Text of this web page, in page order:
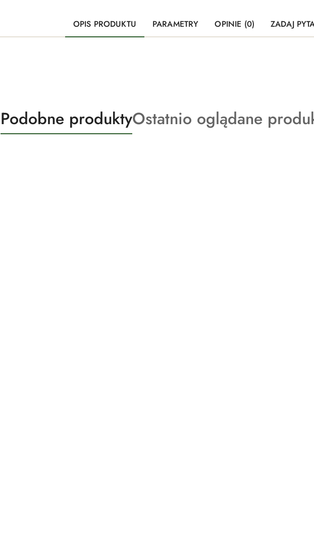
OPIS PRODUKTU PARAMETRY OPINIE (0) ZADAJ
Produkty
o
Podobne produktyProdukty
o
Ostatnio oglądane